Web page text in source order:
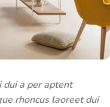
dui a per aptent
rhoncus laoreet dui